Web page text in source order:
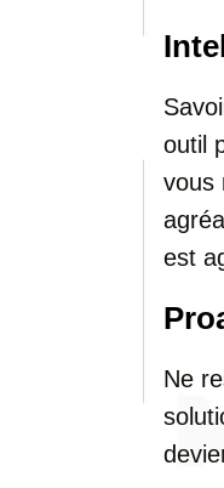
outil
vous
est
Ne